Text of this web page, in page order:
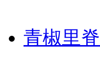
青椒里